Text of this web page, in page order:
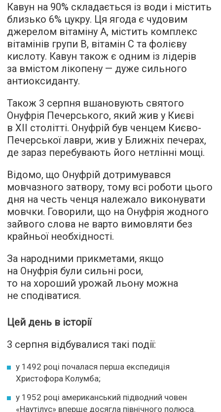
Кавун на 90% складається із води і містить
близько 6% цукру. Ця ягода є чудовим
джерелом вітаміну А, містить комплекс
вітамінів групи В, вітамін С та фолієву
кислоту. Кавун також є одним із лідерів
за вмістом лікопену — дуже сильного
антиоксиданту.
Також 3 серпня вшановують святого
Онуфрія Печерського, який жив у Києві
в XII столітті. Онуфрій був ченцем Києво-
Печерської лаври, жив у Ближніх печерах,
де зараз перебувають його нетлінні мощі.
Відомо, що Онуфрій дотримувався
мовчазного затвору, тому всі роботи цього
дня на честь ченця належало виконувати
мовчки. Говорили, що на Онуфрія жодного
зайвого слова не варто вимовляти без
крайньої необхідності.
За народними прикметами, якщо
на Онуфрія були сильні роси,
то на хороший урожай льону можна
не сподіватися.
Цей день в історії
3 серпня відбувалися такі події:
у 1492 році почалася перша експедиція
Христофора Колумба;
у 1952 році американський підводний човен
«Наутілус» вперше досягла північного полюса.